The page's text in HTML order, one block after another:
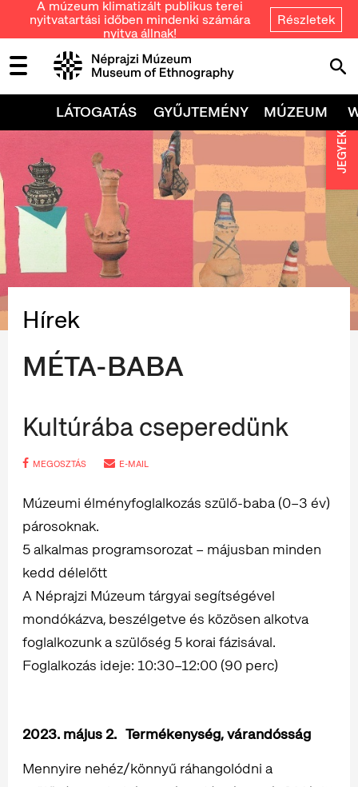
A múzeum klimatizált publikus terei
nyitvatartási időben mindenki számára
nyitva állnak!
Részletek
LÁTOGATÁS GYŰJTEMÉNY MÚZEUM
Hírek
MÉTA-BABA
Kultúrába cseperedünk
MEGOSZTÁS E-MAIL
Múzeumi élményfoglalkozás szülő-baba (0–3 év)
párosoknak.
5 alkalmas programsorozat – májusban minden
kedd délelőtt
A Néprajzi Múzeum tárgyai segítségével
mondókázva, beszélgetve és közösen alkotva
foglalkozunk a szülőség 5 korai fázisával.
Foglalkozás ideje: 10:30–12:00 (90 perc)
2023. május 2. Termékenység, várandósság
Mennyire nehéz/könnyű ráhangolódni a
JEGYEK